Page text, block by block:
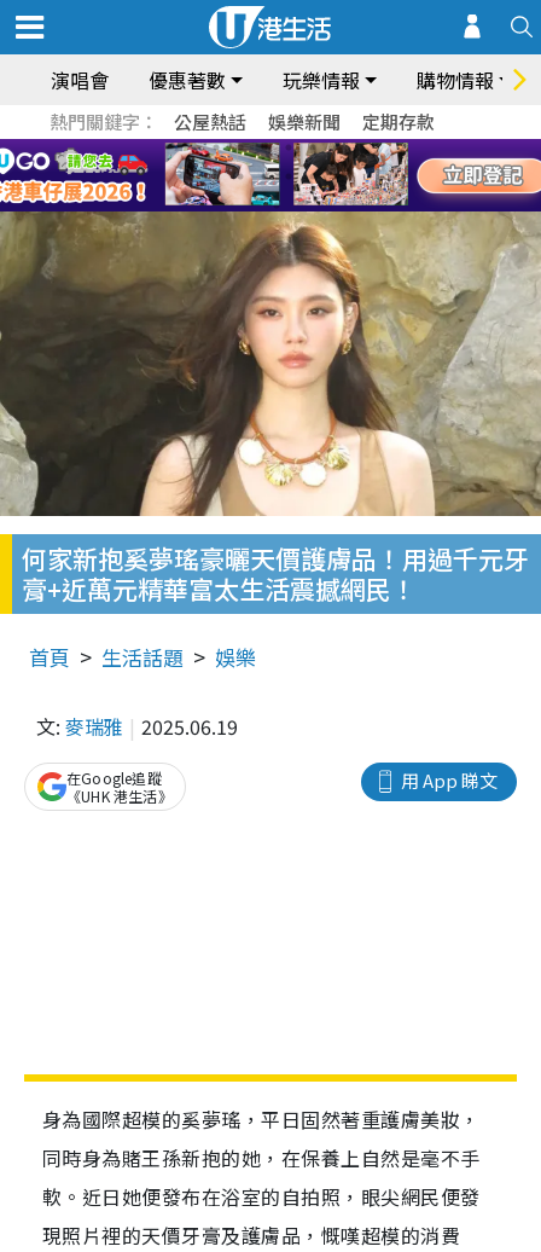
演唱會 優惠著數 玩樂情報 購物情報
熱門關鍵字： 公屋熱話 娛樂新聞 定期存款
何家新抱奚夢瑤豪曬天價護膚品！用過千元牙
膏+近萬元精華富太生活震撼網民！
首頁 生活話題 娛樂
文: 麥瑞雅 2025.06.19
用 App 睇文
在Google追蹤
《UHK 港生活》
身為國際超模的奚夢瑤，平日固然著重護膚美妝，
同時身為賭王孫新抱的她，在保養上自然是毫不手
軟。近日她便發布在浴室的自拍照，眼尖網民便發
現照片裡的天價牙膏及護膚品，慨嘆超模的消費